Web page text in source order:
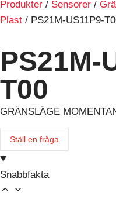
Produkter / Sensorer /
Plast / PS21M-US11P9-
PS21M-
T00
GRÄNSLÄGE
Ställ en fråga
Snabbfakta